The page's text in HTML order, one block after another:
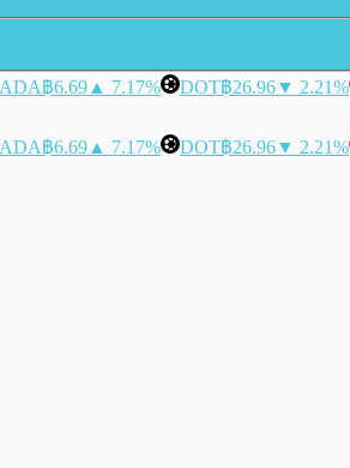
ADA฿6.69 ▲ 7.17% DOT฿26.96▼ 2.21%
ADA฿6.69 ▲ 7.17% DOT฿26.96▼ 2.21%